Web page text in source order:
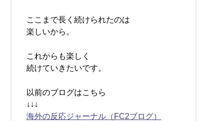
ここまで長く続けられたのは
楽しいから。
これからも楽しく
続けていきたいです。
以前のブログはこちら
↓↓↓
海外の反応ジャーナル（FC2ブログ）